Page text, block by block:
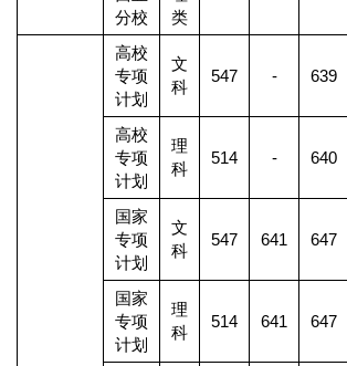
分校
类
高校
专项
计划
文
科
547 - 639
高校
专项
计划
理
科
514 - 640
国家
专项
计划
文
科
547 641 647
国家
专项
计划
理
科
514 641 647